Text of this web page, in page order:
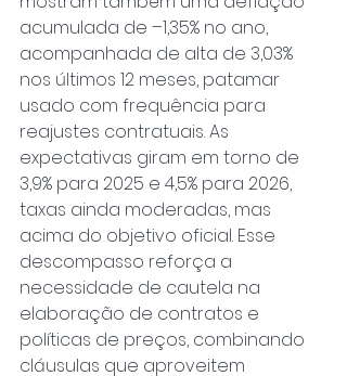
acumulada de –1,35% no ano,
acompanhada de alta de 3,03%
nos últimos 12 meses, patamar
usado com frequência para
reajustes contratuais. As
expectativas giram em torno de
3,9% para 2025 e 4,5% para 2026,
taxas ainda moderadas, mas
acima do objetivo oficial. Esse
descompasso reforça a
necessidade de cautela na
elaboração de contratos e
políticas de preços, combinando
cláusulas que aproveitem